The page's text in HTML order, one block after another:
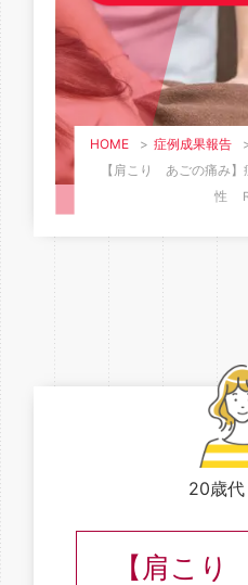
HOME > 症例成果報告
【肩こり あごの痛み
性
20歳
【肩こ